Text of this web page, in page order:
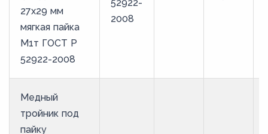
27х29 мм
мягкая пайка
М1т ГОСТ Р
52922-2008
52922-
2008
Медный
тройник под
пайку